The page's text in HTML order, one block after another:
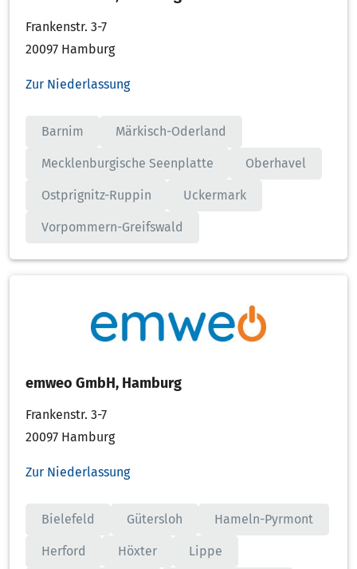
Frankenstr. 3-7
20097 Hamburg
Zur Niederlassung
Barnim Märkisch-Oderland
Mecklenburgische Seenplatte Oberhavel
Ostprignitz-Ruppin Uckermark
Vorpommern-Greifswald
emweo GmbH, Hamburg
Frankenstr. 3-7
20097 Hamburg
Zur Niederlassung
Bielefeld Gütersloh Hameln-Pyrmont
Herford Höxter Lippe